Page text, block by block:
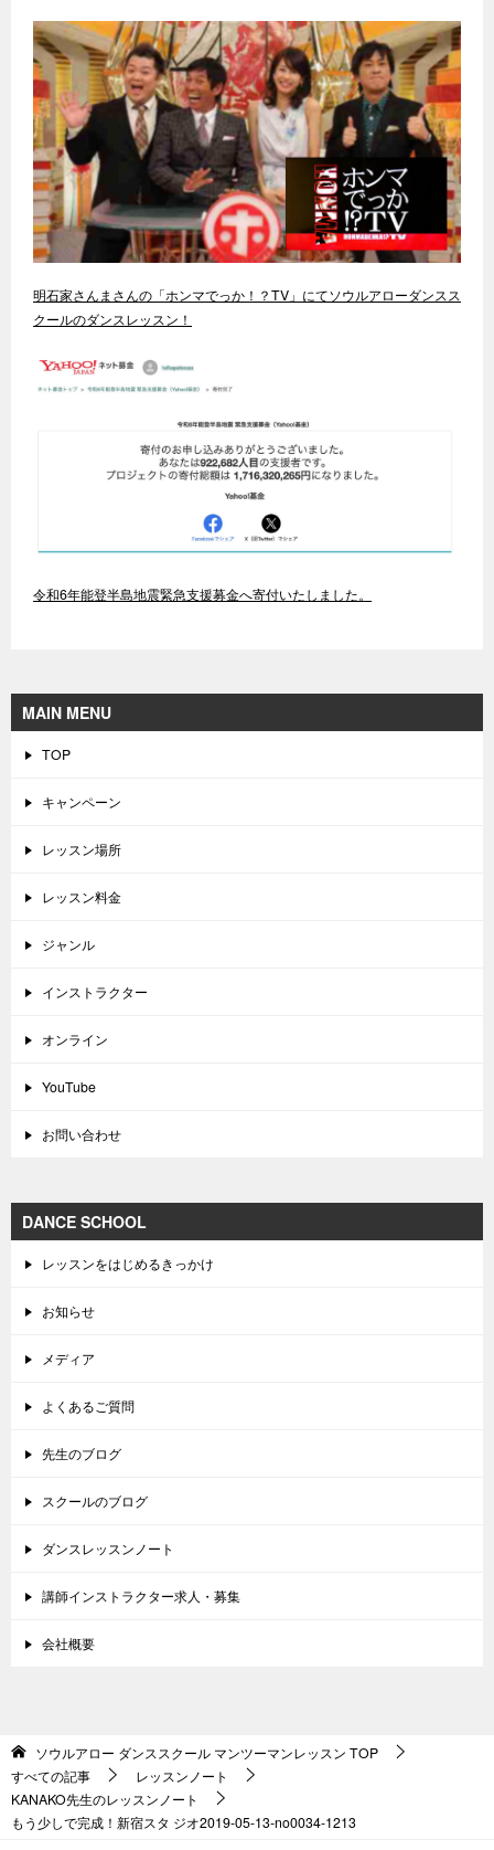
明石家さんまさんの「ホンマでっか！？TV」にてソウルアローダンスス
クールのダンスレッスン！
令和6年能登半島地震緊急支援募金へ寄付いたしました。
MAIN MENU
TOP
キャンペーン
レッスン場所
レッスン料金
ジャンル
インストラクター
オンライン
YouTube
お問い合わせ
DANCE SCHOOL
レッスンをはじめるきっかけ
お知らせ
メディア
よくあるご質問
先生のブログ
スクールのブログ
ダンスレッスンノート
講師インストラクター求人・募集
会社概要
ソウルアロー ダンススクール マンツーマンレッスン TOP
すべての記事
レッスンノート
KANAKO先生のレッスンノート
もう少しで完成！新宿スタ ジオ2019-05-13-no0034-1213